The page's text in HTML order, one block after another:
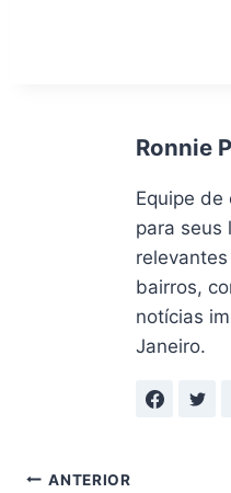
Ronnie
Equipe
para seus
bairros,
notícias
Janeiro.
ANTERIOR